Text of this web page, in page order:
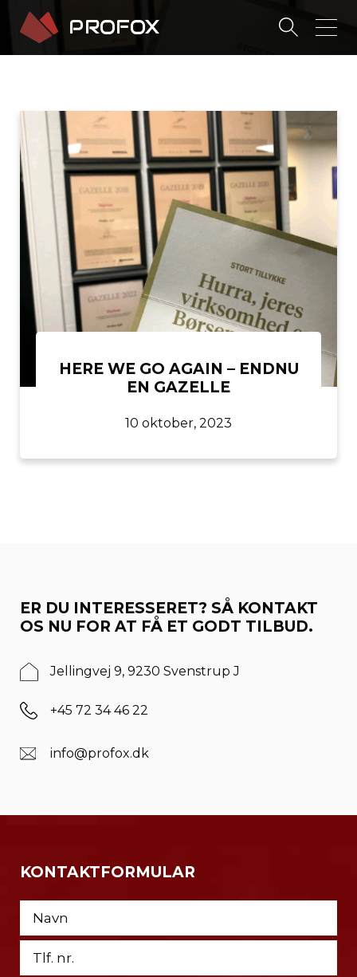
HERE WE GO AGAIN – ENDNU
EN GAZELLE
10 oktober, 2023
ER DU INTERESSERET? SÅ KONTAKT
OS NU FOR AT FÅ ET GODT TILBUD.
Jellingvej 9, 9230 Svenstrup J
+45 72 34 46 22
info@profox.dk
KONTAKTFORMULAR